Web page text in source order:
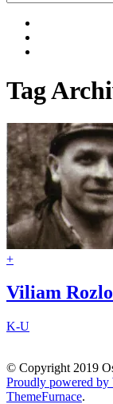
Facebook
YouTube
na
Google+
Tag
+
Viliam
K-U
© Copyright 2019
Proudly powered by
ThemeFurnace.